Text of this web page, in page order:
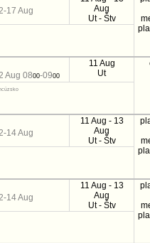
17 Aug
Aug
Ut - Štv
Aug 0800-0900
11 Aug
Ut
14 Aug
11 Aug - 13
Aug
Ut - Štv
14 Aug
11 Aug - 13
Aug
Ut - Štv